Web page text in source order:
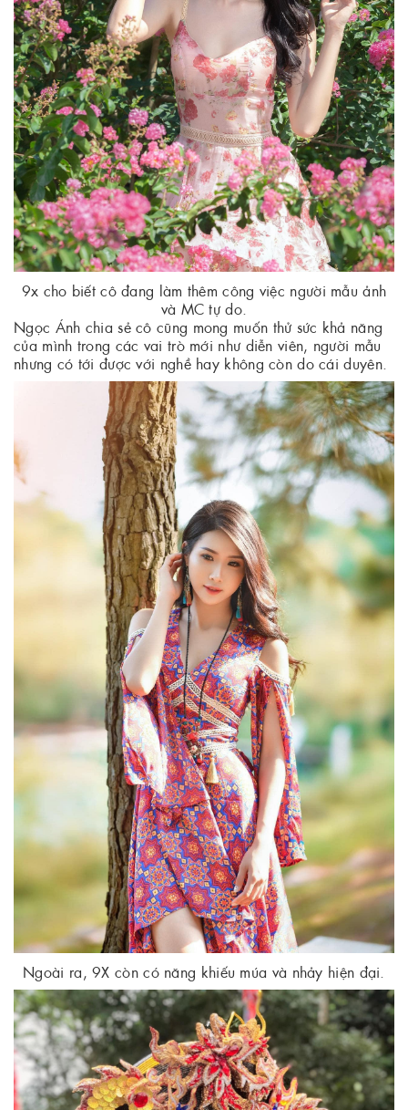
9x cho biết cô đang làm thêm công việc người mẫu ảnh
và MC tự do.
Ngọc Ánh chia sẻ cô cũng mong muốn thử sức khả năng
của mình trong các vai trò mới như diễn viên, người mẫu
nhưng có tới được với nghề hay không còn do cái duyên.
Ngoài ra, 9X còn có năng khiếu múa và nhảy hiện đại.